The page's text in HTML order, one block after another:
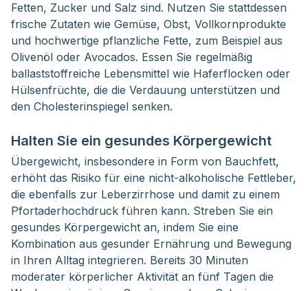
Fetten, Zucker und Salz sind. Nutzen Sie stattdessen
frische Zutaten wie Gemüse, Obst, Vollkornprodukte
und hochwertige pflanzliche Fette, zum Beispiel aus
Olivenöl oder Avocados. Essen Sie regelmäßig
ballaststoffreiche Lebensmittel wie Haferflocken oder
Hülsenfrüchte, die die Verdauung unterstützen und
den Cholesterinspiegel senken.
Halten Sie ein gesundes Körpergewicht
Übergewicht, insbesondere in Form von Bauchfett,
erhöht das Risiko für eine nicht-alkoholische Fettleber,
die ebenfalls zur Leberzirrhose und damit zu einem
Pfortaderhochdruck führen kann. Streben Sie ein
gesundes Körpergewicht an, indem Sie eine
Kombination aus gesunder Ernährung und Bewegung
in Ihren Alltag integrieren. Bereits 30 Minuten
moderater körperlicher Aktivität an fünf Tagen die